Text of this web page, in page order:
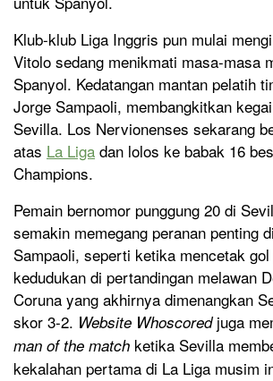
Klub-klub Liga Inggris pun mulai
Vitolo sedang menikmati masa-masa
Spanyol. Kedatangan mantan pelatih
Jorge Sampaoli, membangkitkan
Sevilla. Los Nervionenses sekarang
atas La Liga dan lolos ke babak 16
Champions.
Pemain bernomor punggung 20 di
semakin memegang peranan penting
Sampaoli, seperti ketika mencetak
kedudukan di pertandingan melawan
Coruna yang akhirnya dimenangkan
skor 3-2. Website Whoscoredjuga
man of the match ketika Sevilla
kekalahan pertama di La Liga musim